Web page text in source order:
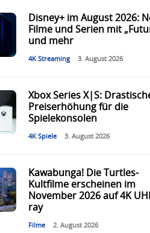
Disney+ im August 2026:
Filme und Serien mit
und mehr
4K Streaming 3. August 2026
Xbox Series X|S:
Preiserhöhung für die
Spielekonsolen
4K Spiele 3. August 2026
Kawabunga! Die Turtles-
Kultfilme erscheinen im
November 2026 auf 4K
ray
Filme 2. August 2026